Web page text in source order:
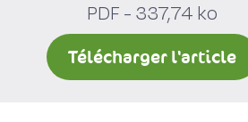
PDF - 337,74 ko
Télécharger l'article